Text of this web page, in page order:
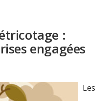
:
engagées
Les